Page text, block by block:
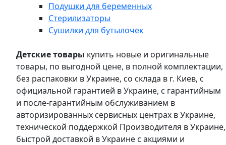
Подушки для беременных
Стерилизаторы
Сушилки для бутылочек
Детские товары купить новые и оригинальные
товары, по выгодной цене, в полной комплектации,
без распаковки в Украине, со склада в г. Киев, с
официальной гарантией в Украине, с гарантийным
и после-гарантийным обслуживанием в
авторизированных сервисных центрах в Украине,
технической поддержкой Производителя в Украине,
быстрой доставкой в Украине с акциями и